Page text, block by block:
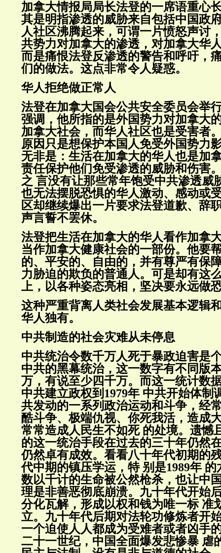
加拿大情报局局长法登的一席语重心
其是明指渗透的威胁来自包括中国政
人社区沸腾起来，可谓一片愤怒声讨
共势力对加拿大的渗透，对加拿大华
而是痛恨法登反渗透的警告和呼吁，
们的做法。这点非常令人疑惑。
华人拒绝做正常人
法登在加拿大国会公共安全委员会举
强调，他所指的是外国势力对加拿大
加拿大社会，而华人社区也是受害者
原因只是想保护本国人免受外国势力
无非是：生活在加拿大的华人也是加
责任保护他们免受渗透的威胁和伤害
之 言没有让那些常年饱受中共渗透威
也无法摆脱恐惧的华人激动、感动或
区却继续爆出一片要求法登道歉、辞
声言誓不罢休。
法登把生活在加拿大的华人看作加拿
当作加拿大健康社会的一部份。他要
的、平安的、自由的，并有尊严有保
力胁迫的欺负的普通人。可是却有这
上，以各种姿态亮相，坚决要永远做
这种严重背离人类社会发展基本逻辑
华人独有。
中共制造的社会灾难从未停息
中共统治令数千万人死于暴政迫害是
中共的黑幕统治，这一数字有不同版
万，有说至少四千万。而这一统计数
中共建立政权到1979年 中共开始体制
共发动的一系列政治运动和斗争，经
酷斗争、极端仇视、你死我活，造成
常常造成人民生不如死 的处境。遗憾
的这一统治手段在过去的三十年仍然
仍然卓有成效。看看八十年代初期的
代中期的镇压学运，特 别是1989年
数以千计的生命被公然枪杀，也让中
理是非善恶彻底崩溃。九十年代开始
分化瓦解，形成以权和钱为唯一标 准
立。九十年代后期对法轮功修炼者开
一个迫使人人都成为受难者或者凶手
二十一世纪，中国全面爆发悲惨暴 虐